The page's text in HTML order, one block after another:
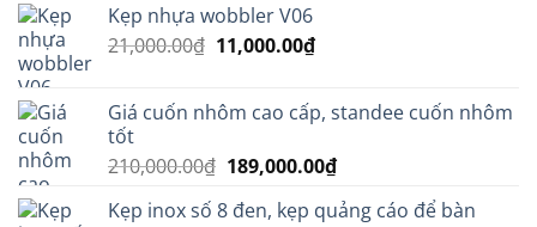
Kẹp nhựa wobbler V06
21,000.00₫ Giá
21,000.00₫.
11,000.00₫Giá
là:
Giá cuốn nhôm cao cấp, standee cuốn nhôm
tốt
210,000.00₫ Giá
là:
189,000.00₫Giá
tại
Kẹp inox số 8 đen, kẹp quảng cáo để bàn